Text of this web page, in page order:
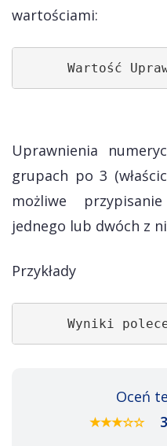
wartościami:
Wartość
Uprawnienia
grupach po 3
możliwe
jednego lub dwóch z
Przykłady
Wyniki
Oceń